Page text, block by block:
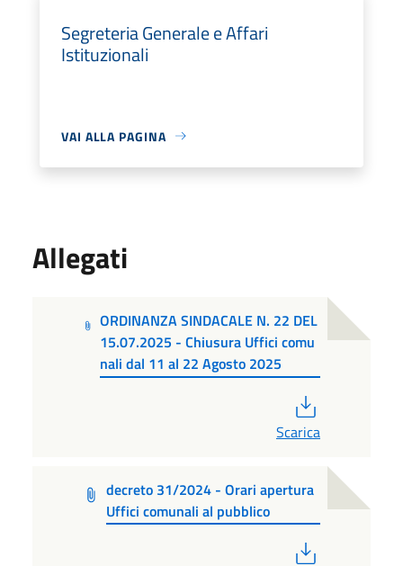
Segreteria Generale e Affari
Istituzionali
VAI ALLA PAGINA
Allegati
ORDINANZA SINDACALE N. 22 DEL
15.07.2025 - Chiusura Uffici comu
nali dal 11 al 22 Agosto 2025
Scarica
decreto 31/2024 - Orari apertura
Uffici comunali al pubblico